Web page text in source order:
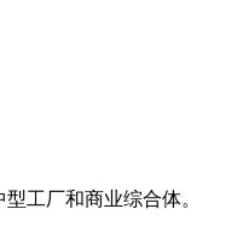
工厂和商业综合体。